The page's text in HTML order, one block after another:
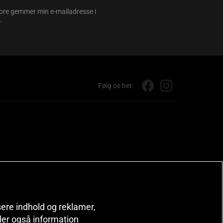
gemmer min e-mailadresse i
.
Følg os her:
indhold og reklamer,
også information